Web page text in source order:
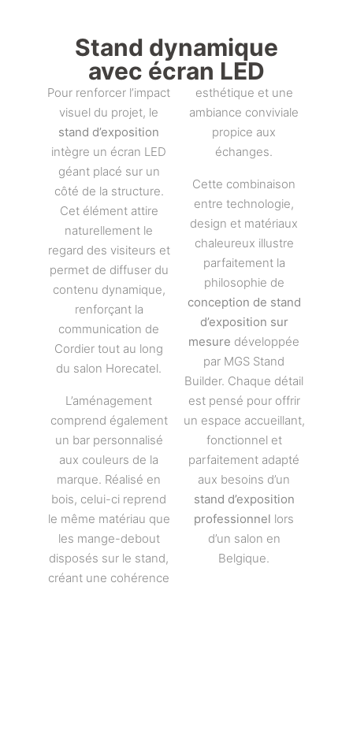
Stand dynamique
avec écran LED
Pour renforcer l’impact
visuel du projet, le
stand d’exposition
intègre un écran LED
géant placé sur un
côté de la structure.
Cet élément attire
naturellement le
regard des visiteurs et
permet de diffuser du
contenu dynamique,
renforçant la
communication de
Cordier tout au long
du salon Horecatel.
L’aménagement
comprend également
un bar personnalisé
aux couleurs de la
marque. Réalisé en
bois, celui-ci reprend
le même matériau que
les mange-debout
disposés sur le stand,
créant une cohérence
esthétique et une
ambiance conviviale
propice aux
échanges.
Cette combinaison
entre technologie,
design et matériaux
chaleureux illustre
parfaitement la
philosophie de
conception de stand
d’exposition sur
mesure développée
par MGS Stand
Builder. Chaque détail
est pensé pour offrir
un espace accueillant,
fonctionnel et
parfaitement adapté
aux besoins d’un
stand d’exposition
professionnel lors
d’un salon en
Belgique.